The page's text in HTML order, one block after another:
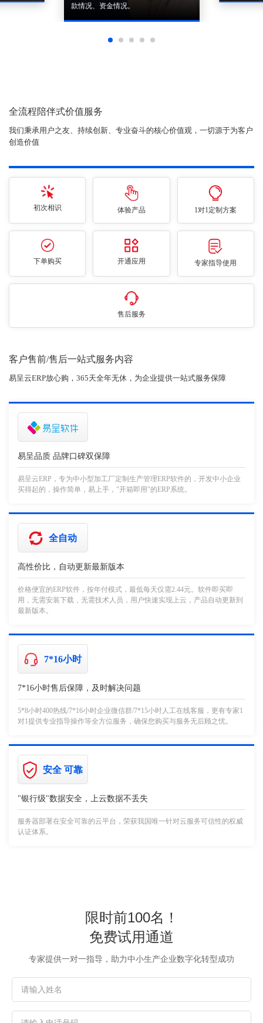
款情况、资金情况。
全流程陪伴式价值服务
我们秉承用户之友、持续创新、专业奋斗的核心价值观，一切源于为客户
创造价值
初次相识 体验产品 1对1定制方案
下单购买 开通应用 专家指导使用
售后服务
客户售前/售后一站式服务内容
易呈云ERP放心购，365天全年无休，为企业提供一站式服务保障
易呈品质 品牌口碑双保障
易呈云ERP，专为中小型加工厂定制生产管理ERP软件的，开发中小企业
买得起的，操作简单，易上手，"开箱即用"的ERP系统。
全自动
高性价比，自动更新最新版本
价格便宜的ERP软件，按年付模式，最低每天仅需2.44元。软件即买即
用，无需安装下载，无需技术人员，用户快速实现上云，产品自动更新到
最新版本。
7*16小时
7*16小时售后保障，及时解决问题
5*8小时400热线/7*16小时企业微信群/7*15小时人工在线客服，更有专家1
对1提供专业指导操作等全方位服务，确保您购买与服务无后顾之忧。
安全 可靠
"银行级"数据安全，上云数据不丢失
服务器部署在安全可靠的云平台，荣获我国唯一针对云服务可信性的权威
认证体系。
限时前100名！
免费试用通道
专家提供一对一指导，助力中小生产企业数字化转型成功